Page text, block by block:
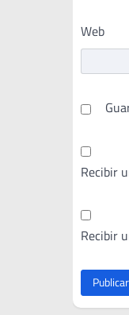
Web
Recibir
Recibir